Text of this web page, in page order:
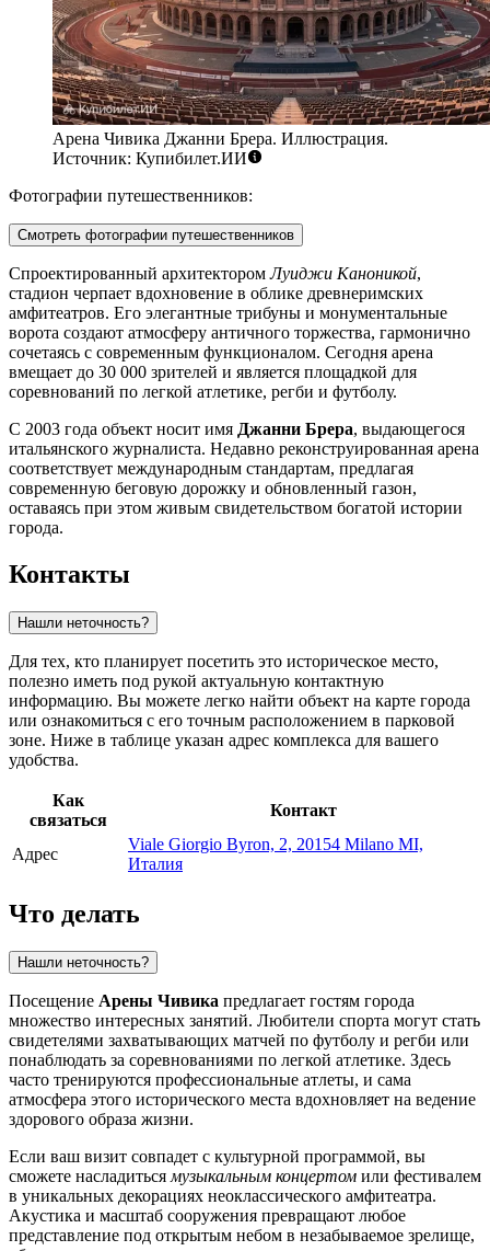
Арена Чивика Джанни Брера. Иллюстрация.
Источник: Купибилет.ИИ
Фотографии путешественников:
Смотреть фотографии путешественников
Спроектированный архитекторомЛуиджи Каноникой,
стадион черпает вдохновение в облике древнеримских
амфитеатров. Его элегантные трибуны и монументальные
ворота создают атмосферу античного торжества, гармонично
сочетаясь с современным функционалом. Сегодня арена
вмещает до 30 000 зрителей и является площадкой для
соревнований по легкой атлетике, регби и футболу.
С 2003 года объект носит имя Джанни Брера, выдающегося
итальянского журналиста. Недавно реконструированная арена
соответствует международным стандартам, предлагая
современную беговую дорожку и обновленный газон,
оставаясь при этом живым свидетельством богатой истории
города.
Контакты
Нашли неточность?
Для тех, кто планирует посетить это историческое место,
полезно иметь под рукой актуальную контактную
информацию. Вы можете легко найти объект на карте города
или ознакомиться с его точным расположением в парковой
зоне. Ниже в таблице указан адрес комплекса для вашего
удобства.
Как
связаться
Контакт
Адрес
Viale Giorgio Byron, 2, 20154 Milano MI,
Италия
Что делать
Нашли неточность?
Посещение Арены Чивика предлагает гостям города
множество интересных занятий. Любители спорта могут стать
свидетелями захватывающих матчей по футболу и регби или
понаблюдать за соревнованиями по легкой атлетике. Здесь
часто тренируются профессиональные атлеты, и сама
атмосфера этого исторического места вдохновляет на ведение
здорового образа жизни.
Если ваш визит совпадет с культурной программой, вы
сможете насладиться музыкальным концертом или фестивалем
в уникальных декорациях неоклассического амфитеатра.
Акустика и масштаб сооружения превращают любое
представление под открытым небом в незабываемое зрелище,